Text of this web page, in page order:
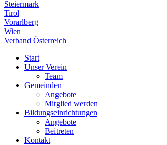
Steiermark
Tirol
Vorarlberg
Wien
Verband Österreich
Start
Unser Verein
Team
Gemeinden
Angebote
Mitglied werden
Bildungseinrichtungen
Angebote
Beitreten
Kontakt